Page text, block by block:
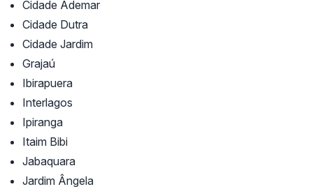
Cidade Ademar
Cidade Dutra
Cidade Jardim
Grajaú
Ibirapuera
Interlagos
Ipiranga
Itaim Bibi
Jabaquara
Jardim Ângela